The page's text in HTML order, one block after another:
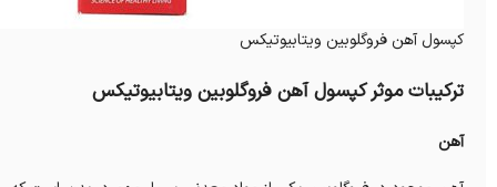
کپسول آهن فروگلوبین ویتابیوتیکس
ترکیبات موثر کپسول آهن فروگلوبین ویتابیوتیکس
آهن